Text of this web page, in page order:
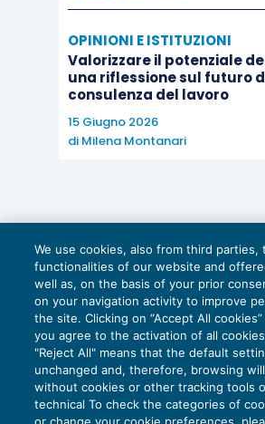
OPINIONI E ISTITUZIONI
Valorizzare il potenziale
una riflessione sul futuro
consulenza del lavoro
15 Giugno 2026
di Milena Montanari
We use cookies, also from third parties,
functionalities of our website and
well as, on the basis of your prior
on your navigation activity to improve
the site. Clicking on “Accept All
you agree to the activation of all
"Reject All" means that the default
unchanged and, therefore, browsing
without cookies or other tracking tools
technical To check the categories of